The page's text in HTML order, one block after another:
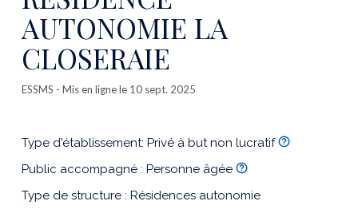
AUTONOMIE LA
CLOSERAIE
ESSMS - Mis en ligne le 10 sept. 2025
Type d'établissement: Privé à but non lucratif
Public accompagné : Personne âgée
Type de structure : Résidences autonomie